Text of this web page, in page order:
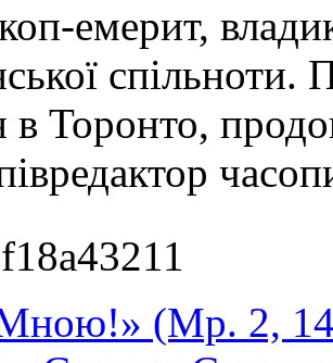
емерит,
в Торонто,
Мною!» (Мр. 2,